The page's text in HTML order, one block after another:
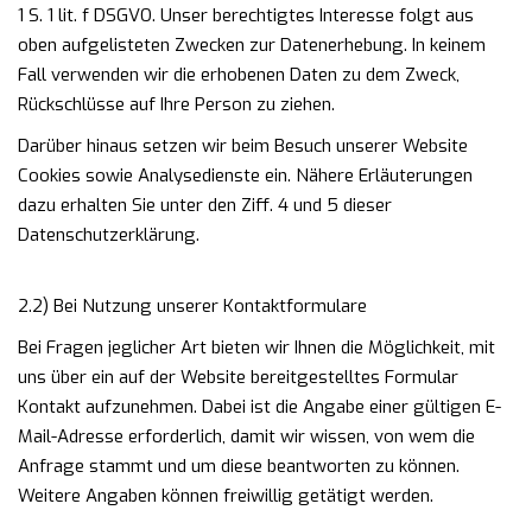
1 S. 1 lit. f DSGVO. Unser berechtigtes Interesse folgt aus
oben aufgelisteten Zwecken zur Datenerhebung. In keinem
Fall verwenden wir die erhobenen Daten zu dem Zweck,
Rückschlüsse auf Ihre Person zu ziehen.
Darüber hinaus setzen wir beim Besuch unserer Website
Cookies sowie Analysedienste ein. Nähere Erläuterungen
dazu erhalten Sie unter den Ziff. 4 und 5 dieser
Datenschutzerklärung.
2.2) Bei Nutzung unserer Kontaktformulare
Bei Fragen jeglicher Art bieten wir Ihnen die Möglichkeit, mit
uns über ein auf der Website bereitgestelltes Formular
Kontakt aufzunehmen. Dabei ist die Angabe einer gültigen E-
Mail-Adresse erforderlich, damit wir wissen, von wem die
Anfrage stammt und um diese beantworten zu können.
Weitere Angaben können freiwillig getätigt werden.